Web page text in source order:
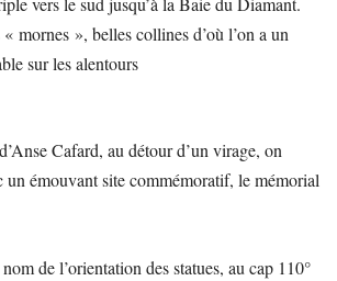
mornes », belles collines d’où l’on a un
sur les alentours
Cafard, au détour d’un virage, on
un émouvant site commémoratif, le mémorial
de l’orientation des statues, au cap 110°